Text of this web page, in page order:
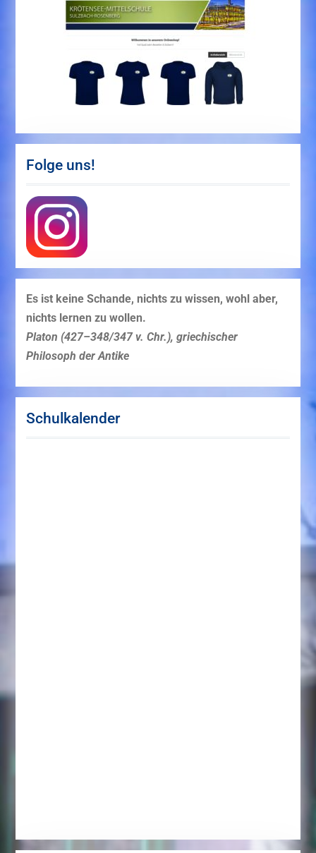
Folge uns!
Es ist keine Schande, nichts zu wissen, wohl aber,
nichts lernen zu wollen.
Platon (427–348/347 v. Chr.), griechischer
Philosoph der Antike
Schulkalender